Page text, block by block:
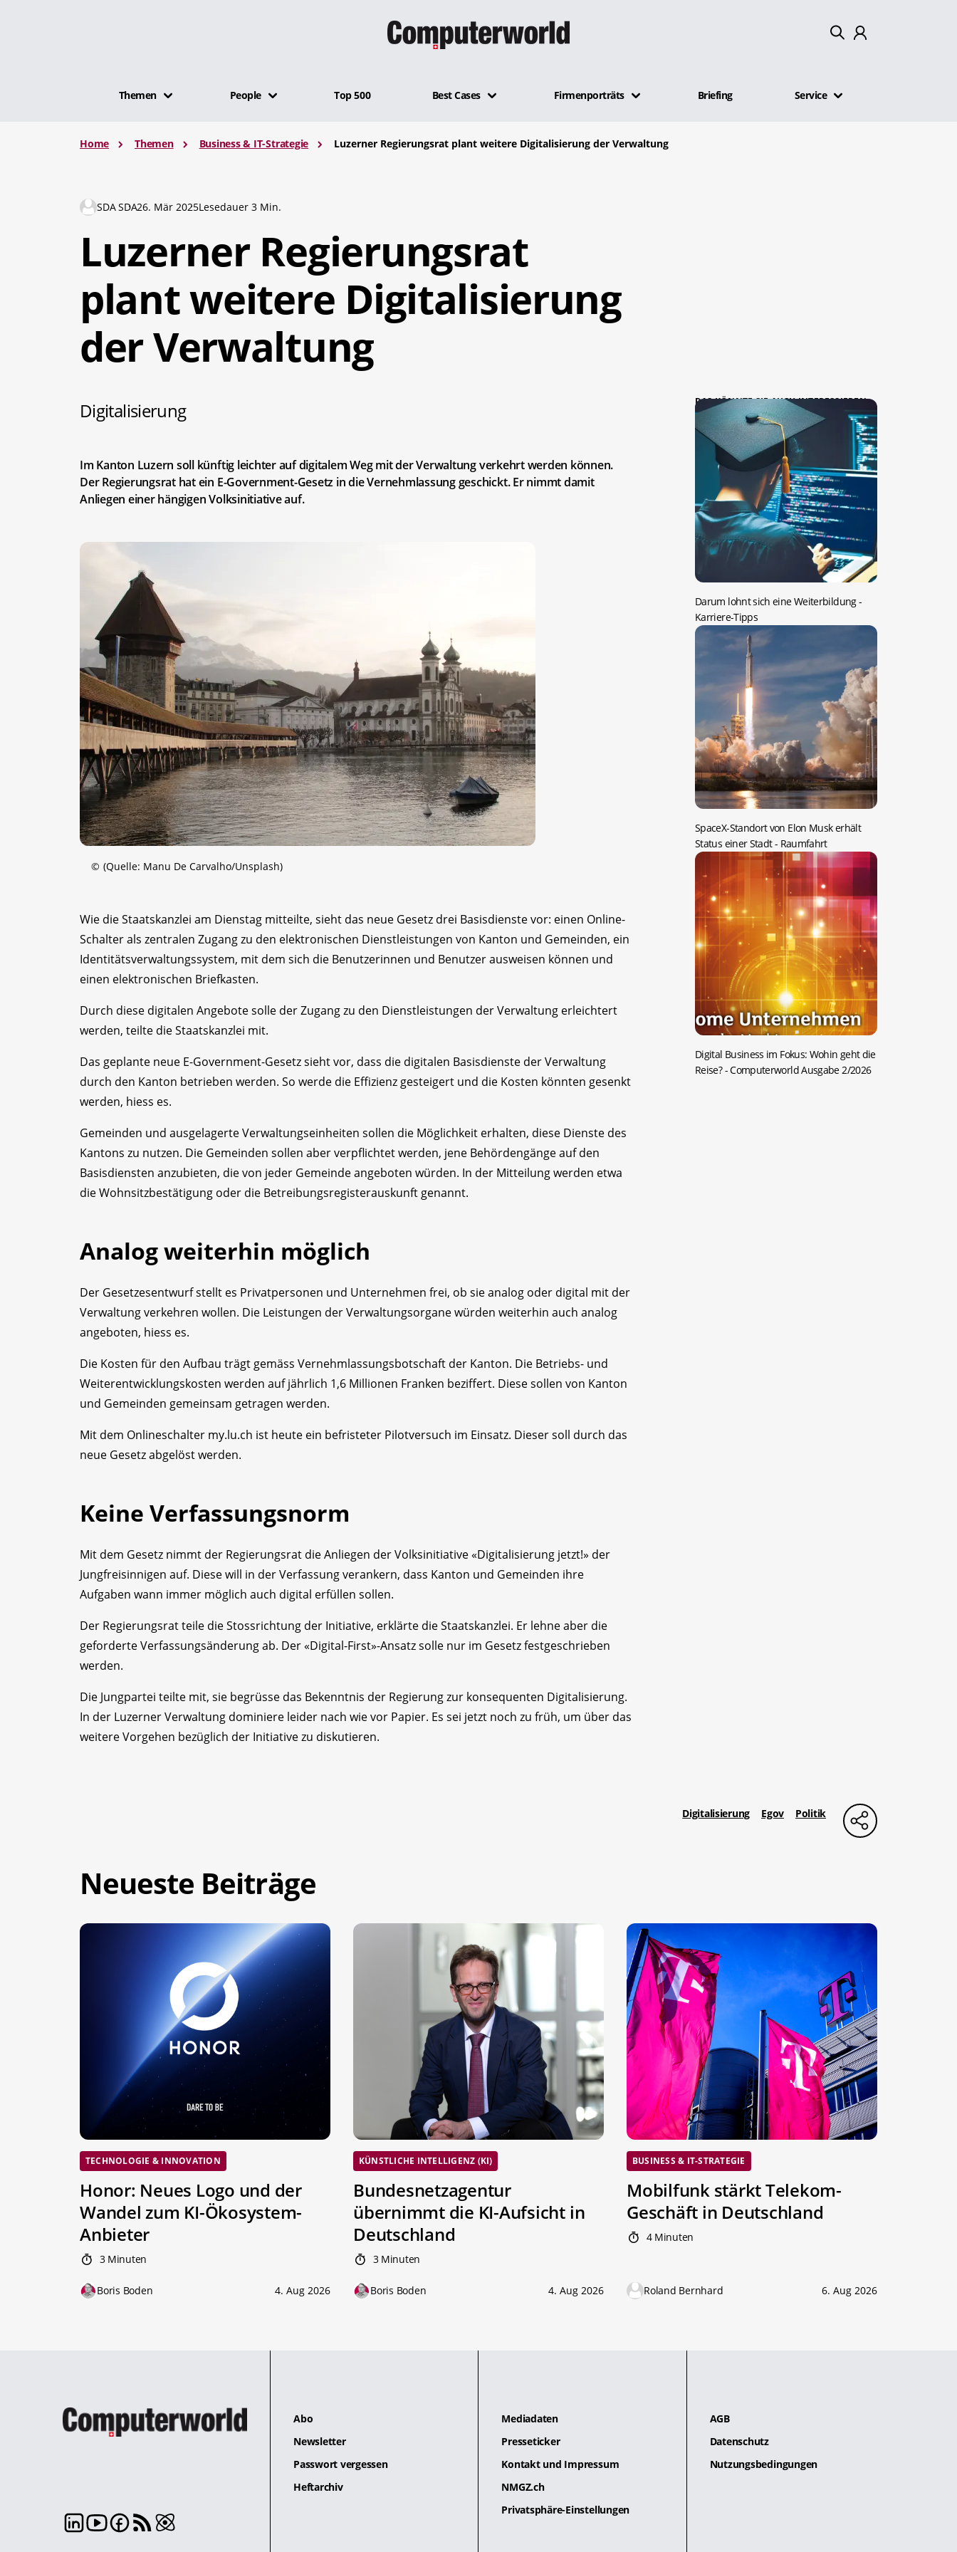
Themen People Top 500 Best Cases Firmenporträts Briefing Service
Home Themen Business & IT-Strategie Luzerner Regierungsrat plant weitere Digitalisierung der Verwaltung
SDA SDA26. Mär 2025Lesedauer 3 Min.
Luzerner Regierungsrat
plant weitere Digitalisierung
der Verwaltung
Digitalisierung
Im Kanton Luzern soll künftig leichter auf digitalem Weg mit der Verwaltung verkehrt werden können.
Der Regierungsrat hat ein E-Government-Gesetz in die Vernehmlassung geschickt. Er nimmt damit
Anliegen einer hängigen Volksinitiative auf.
© (Quelle: Manu De Carvalho/Unsplash)
Wie die Staatskanzlei am Dienstag mitteilte, sieht das neue Gesetz drei Basisdienste vor: einen Online-
Schalter als zentralen Zugang zu den elektronischen Dienstleistungen von Kanton und Gemeinden, ein
Identitätsverwaltungssystem, mit dem sich die Benutzerinnen und Benutzer ausweisen können und
einen elektronischen Briefkasten.
Durch diese digitalen Angebote solle der Zugang zu den Dienstleistungen der Verwaltung erleichtert
werden, teilte die Staatskanzlei mit.
Das geplante neue E-Government-Gesetz sieht vor, dass die digitalen Basisdienste der Verwaltung
durch den Kanton betrieben werden. So werde die Effizienz gesteigert und die Kosten könnten gesenkt
werden, hiess es.
Gemeinden und ausgelagerte Verwaltungseinheiten sollen die Möglichkeit erhalten, diese Dienste des
Kantons zu nutzen. Die Gemeinden sollen aber verpflichtet werden, jene Behördengänge auf den
Basisdiensten anzubieten, die von jeder Gemeinde angeboten würden. In der Mitteilung werden etwa
die Wohnsitzbestätigung oder die Betreibungsregisterauskunft genannt.
Analog weiterhin möglich
Der Gesetzesentwurf stellt es Privatpersonen und Unternehmen frei, ob sie analog oder digital mit der
Verwaltung verkehren wollen. Die Leistungen der Verwaltungsorgane würden weiterhin auch analog
angeboten, hiess es.
Die Kosten für den Aufbau trägt gemäss Vernehmlassungsbotschaft der Kanton. Die Betriebs- und
Weiterentwicklungskosten werden auf jährlich 1,6 Millionen Franken beziffert. Diese sollen von Kanton
und Gemeinden gemeinsam getragen werden.
Mit dem Onlineschalter my.lu.ch ist heute ein befristeter Pilotversuch im Einsatz. Dieser soll durch das
neue Gesetz abgelöst werden.
Keine Verfassungsnorm
Mit dem Gesetz nimmt der Regierungsrat die Anliegen der Volksinitiative «Digitalisierung jetzt!» der
Jungfreisinnigen auf. Diese will in der Verfassung verankern, dass Kanton und Gemeinden ihre
Aufgaben wann immer möglich auch digital erfüllen sollen.
Der Regierungsrat teile die Stossrichtung der Initiative, erklärte die Staatskanzlei. Er lehne aber die
geforderte Verfassungsänderung ab. Der «Digital-First»-Ansatz solle nur im Gesetz festgeschrieben
werden.
Die Jungpartei teilte mit, sie begrüsse das Bekenntnis der Regierung zur konsequenten Digitalisierung.
In der Luzerner Verwaltung dominiere leider nach wie vor Papier. Es sei jetzt noch zu früh, um über das
weitere Vorgehen bezüglich der Initiative zu diskutieren.
DAS KÖNNTE SIE AUCH INTERESSIEREN:
Darum lohnt sich eine Weiterbildung-
Karriere-Tipps
SpaceX-Standort von Elon Musk erhält
Status einer Stadt- Raumfahrt
Digital Business im Fokus: Wohin geht die
Reise?- Computerworld Ausgabe 2/2026
Digitalisierung Egov Politik
Neueste Beiträge
TECHNOLOGIE & INNOVATION
Honor: Neues Logo und der
Wandel zum KI-Ökosystem-
Anbieter
3 Minuten
Boris Boden 4. Aug 2026
KÜNSTLICHE INTELLIGENZ (KI)
Bundesnetzagentur
übernimmt die KI-Aufsicht in
Deutschland
3 Minuten
Boris Boden 4. Aug 2026
BUSINESS & IT-STRATEGIE
Mobilfunk stärkt Telekom-
Geschäft in Deutschland
4 Minuten
Roland Bernhard 6. Aug 2026
Abo
Newsletter
Passwort vergessen
Heftarchiv
Mediadaten
Presseticker
Kontakt und Impressum
NMGZ.ch
Privatsphäre-Einstellungen
AGB
Datenschutz
Nutzungsbedingungen